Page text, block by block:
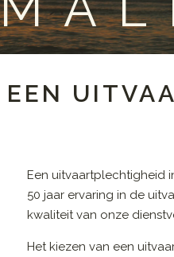
Een uitvaartplechtigheid
50 jaar ervaring in de
kwaliteit van onze
Het kiezen van een